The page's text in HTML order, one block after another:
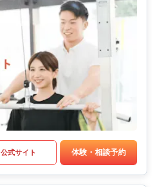
公式サイト 体験・相談予約